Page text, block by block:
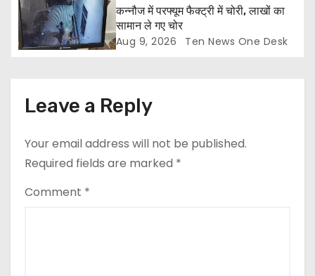
कन्नौज में परफ्यूम फैक्ट्री में चोरी, लाखों का
सामान ले गए चोर
Aug 9, 2026 Ten News One Desk
Leave a Reply
Your email address will not be published.
Required fields are marked *
Comment *